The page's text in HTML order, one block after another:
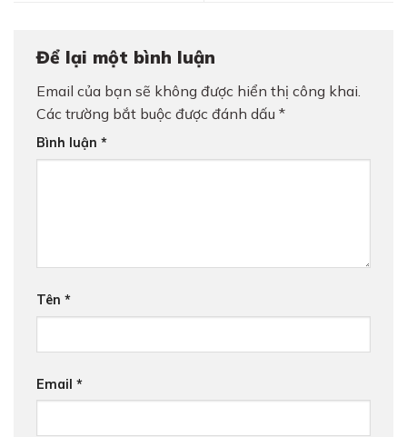
Để lại một bình luận
Email của bạn sẽ không được hiển thị công khai.
Các trường bắt buộc được đánh dấu *
Bình luận *
Tên *
Email *